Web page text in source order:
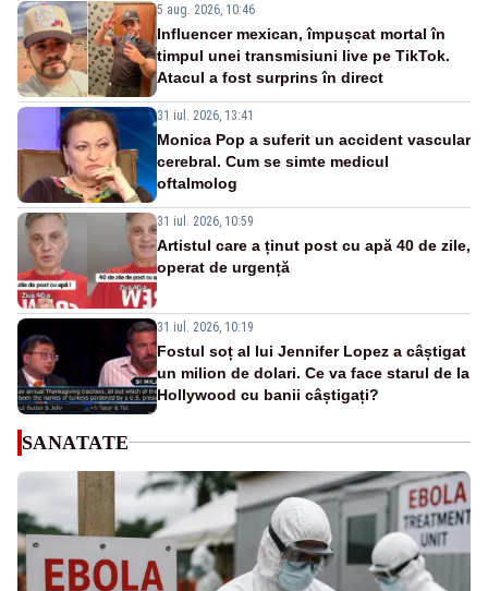
5 aug. 2026, 10:46
Influencer mexican, împușcat mortal în
timpul unei transmisiuni live pe TikTok.
Atacul a fost surprins în direct
31 iul. 2026, 13:41
Monica Pop a suferit un accident vascular
cerebral. Cum se simte medicul
oftalmolog
31 iul. 2026, 10:59
Artistul care a ținut post cu apă 40 de zile,
operat de urgență
31 iul. 2026, 10:19
Fostul soț al lui Jennifer Lopez a câștigat
un milion de dolari. Ce va face starul de la
Hollywood cu banii câștigați?
SANATATE